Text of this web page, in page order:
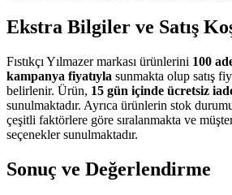
Ekstra Bilgiler ve Satış
Fıstıkçı Yılmazer markası ürünlerini 100
kampanya fiyatıyla sunmakta olup satış
belirlenir. Ürün, 15 gün içinde ücretsiz
sunulmaktadır. Ayrıca ürünlerin stok
çeşitli faktörlere göre sıralanmakta ve
seçenekler sunulmaktadır.
Sonuç ve Değerlendirme